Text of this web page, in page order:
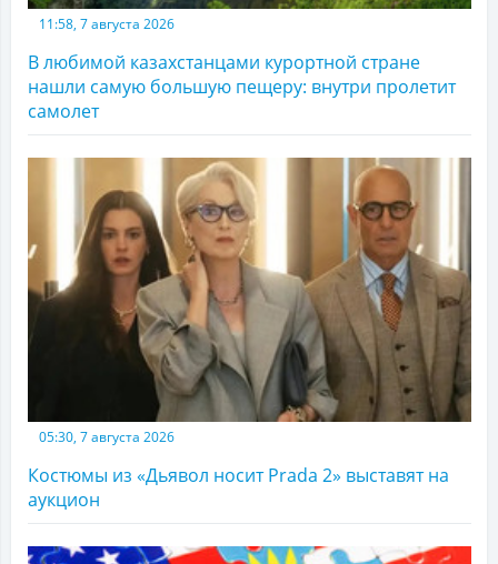
11:58, 7 августа 2026
В любимой казахстанцами курортной стране
нашли самую большую пещеру: внутри пролетит
самолет
05:30, 7 августа 2026
Костюмы из «Дьявол носит Prada 2» выставят на
аукцион